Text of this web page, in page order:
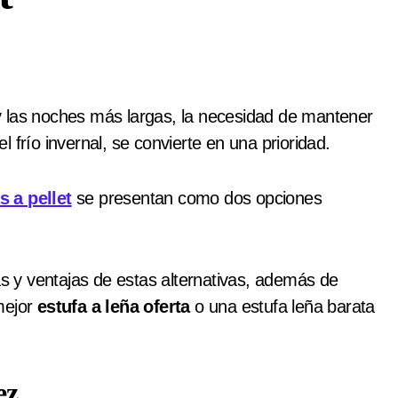
frío invernal, se convierte en una prioridad.
a pelletse presentan como dos opciones
y ventajas de estas alternativas, además de
estufa a leña ofertao una estufa leña barata